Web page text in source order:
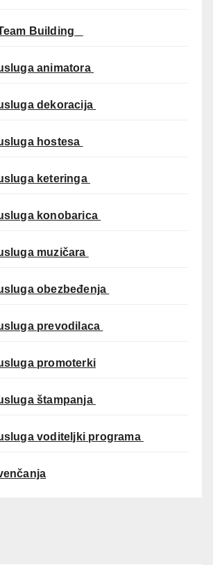
Building
animatora
dekoracija
hostesa
keteringa
konobarica
muzičara
obezbeđenja
prevodilaca
promoterki
štampanja
voditeljki programa